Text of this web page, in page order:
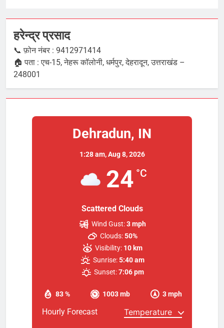
हरेन्द्र प्रसाद
📞 फ़ोन नंबर : 9412971414
🏠 पता : एच-15, नेहरू कॉलोनी, धर्मपुर, देहरादून, उत्तराखंड –
248001
Dehradun, IN
1:28 am,Aug 8, 2026
24 °C
Scattered Clouds
83 % 1003 mb 3 mph
Wind Gust:3 mph
Clouds:50%
Visibility: 10 km
Sunrise:5:40 am
Sunset: 7:06 pm
Hourly Forecast